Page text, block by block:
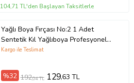
104,71 TL'den Başlayan Taksitlerle
Yağlı Boya Fırçası No:2 1 Adet
Sentetik Kıl Yağlıboya Profesyonel
Brons Fırça Sanat Ve Hobi Akrilik
Kargo ile Teslimat
%32 192,04 TL 129,63 TL